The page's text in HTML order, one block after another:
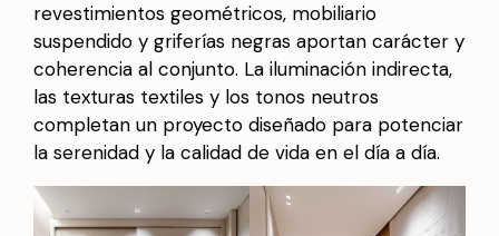
revestimientos geométricos, mobiliario
suspendido y griferías negras aportan carácter y
coherencia al conjunto. La iluminación indirecta,
las texturas textiles y los tonos neutros
completan un proyecto diseñado para potenciar
la serenidad y la calidad de vida en el día a día.